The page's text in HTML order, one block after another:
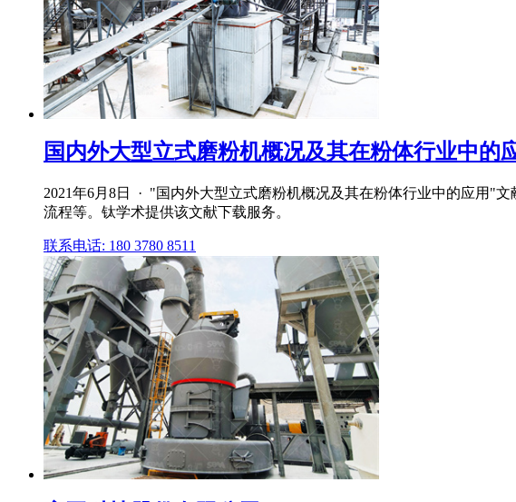
国内外大型立式磨粉机概况及其在粉体行业中的
2021年6月8日 · "国内外大型立式磨粉机概况及其在粉体行业中的应用"
流程等。钛学术提供该文献下载服务。
联系电话: 180 3780 8511